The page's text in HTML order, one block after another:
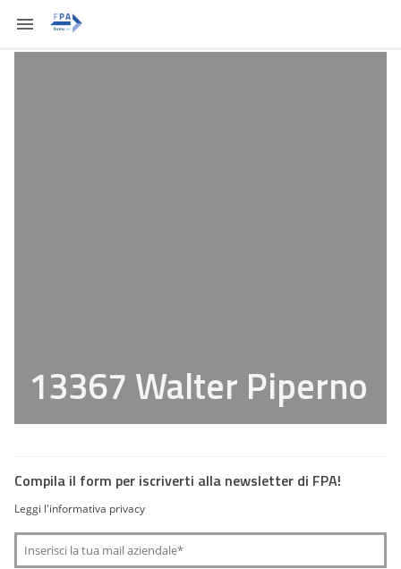
13367 Walter Piperno
Compila il form per iscriverti alla newsletter di FPA!
Leggi l'informativa privacy